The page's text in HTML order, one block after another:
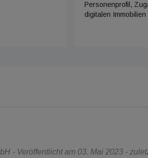
Personenprofil,
digitalen Immobilien
- Veröffentlicht am 03. Mai 2023 -